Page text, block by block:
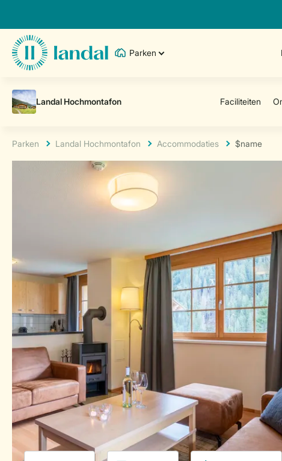
Parken
Parken Landal Hochmontafon Accommodaties $name